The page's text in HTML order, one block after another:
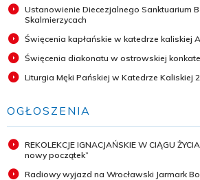
Ustanowienie Diecezjalnego Sanktuarium
Skalmierzycach
Święcenia kapłańskie w katedrze kaliskiej
Święcenia diakonatu w ostrowskiej
Liturgia Męki Pańskiej w Katedrze Kaliskiej
OGŁOSZENIA
REKOLEKCJE IGNACJAŃSKIE W CIĄGU
nowy początek”
Radiowy wyjazd na Wrocławski Jarmark